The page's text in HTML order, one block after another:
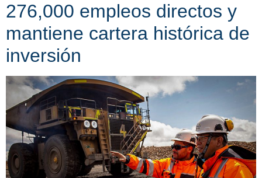
276,000 empleos directos y
mantiene cartera histórica de
inversión